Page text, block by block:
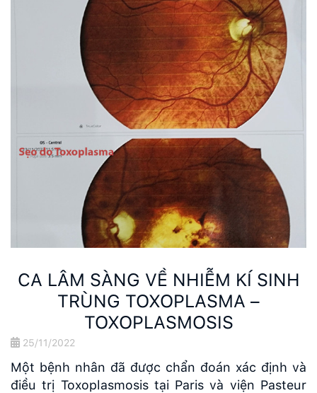
CA LÂM SÀNG VỀ NHIỄM KÍ SINH
TRÙNG TOXOPLASMA –
TOXOPLASMOSIS
25/11/2022
Một bệnh nhân đã được chẩn đoán xác định và
điều trị Toxoplasmosis tại Paris và viện Pasteur